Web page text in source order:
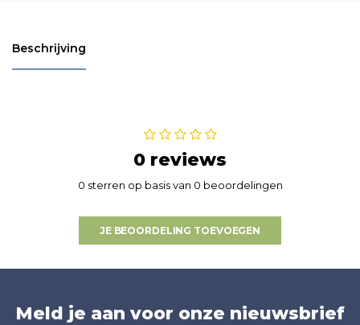
Beschrijving
0 reviews
0 sterren op basis van 0 beoordelingen
JE BEOORDELING TOEVOEGEN
Meld je aan voor onze nieuwsbrief